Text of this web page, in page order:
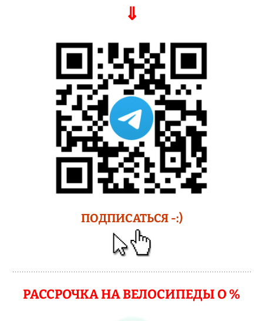
⇓
ПОДПИСАТЬСЯ -:)
РАССРОЧКА НА ВЕЛОСИПЕДЫ О %